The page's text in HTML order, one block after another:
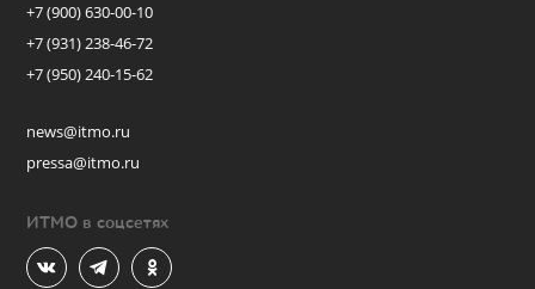
+7 (900) 630-00-10
+7 (931) 238-46-72
+7 (950) 240-15-62
news@itmo.ru
pressa@itmo.ru
ИТМО в соцсетях